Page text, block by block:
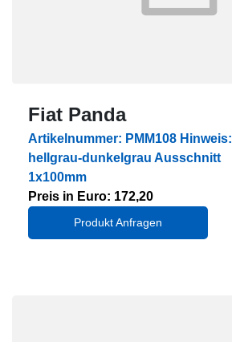
Fiat Panda
Artikelnummer: PMM108 Hinweis:
hellgrau-dunkelgrau Ausschnitt
1x100mm
Preis in Euro: 172,20
Produkt Anfragen